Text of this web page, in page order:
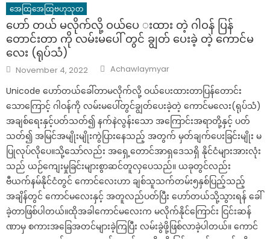
အေထြအေထြဗဟုသုတ
ဟော် တယ် မလိုက်လို့ ဝယ်ပေ းထား တဲ့ ဂါဝန် ပြန်
တောင်းတာ ကို လမ်းမပေါ် တွင် ချွတ် ပေးခဲ့ တဲ့ ကောင်မ
လေး (ရုပ်သံ)
Posted
on
November 4, 2022 Author
Achawlaymyar
Unicode ဟော်တယ်ခေါ်တာမလိုက်လို့ ဝယ်ပေးထားတာပြန်တောင်း
သောကြောင့် ဂါဝန်ကို လမ်းမပေါ်တွင်ချွတ်ပေးခဲ့တဲ့ ကောင်မလေး(ရုပ်သံ)
အချစ်ရေးနှင့်ပတ်သတ်၍ နက်နဲလွန်းသော အကြောင်းအရာတို့နှင့် ပတ်
သတ်၍ အမြင်အမျိုးမျိုးကွဲပြားနေသည့် အတွက် မှတ်ချက်ပေးခြင်းမျိုး မ
ပြုလုပ်လိုပေ။သို့သော်လည်း အရှေ့တောင်အာရှဒေသရှိ နိုင်ငံများအားလုံး
သည် ယဉ်ကျေးမှုခြင်းများစွာဆင်တူလှပေသည်။ ယခုတွင်လည်း
ဗီယက်နမ်နိုင်ငံတွင် ကောင်လေးဟာ ချစ်သူသက်တမ်း၅နှစ်ပြည့်သည့်
အချိန်တွင် ကောင်မလေးနှင့် အတူလည်ပတ်ပြီး ဟော်တယ်သို့သွားရန် ခေါ်
ခဲ့တာဖြစ်ပါတယ်။ထိုအခါကောင်မလေးက မလိုက်နိုင်ကြောင်း ငြင်းဆန်
ဏာမှ စကားအခြေအတင်များခဲ့ကြပြီး လမ်းခွဲဖို့ဖြစ်လာခဲ့ပါတယ်။ ကောင်